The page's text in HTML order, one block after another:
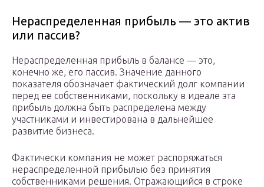
Нераспределенная прибыль — это актив
или пассив?
Нераспределенная прибыль в балансе — это,
конечно же, его пассив. Значение данного
показателя обозначает фактический долг компании
перед ее собственниками, поскольку в идеале эта
прибыль должна быть распределена между
участниками и инвестирована в дальнейшее
развитие бизнеса.
Фактически компания не может распоряжаться
нераспределенной прибылью без принятия
собственниками решения. Отражающийся в строке